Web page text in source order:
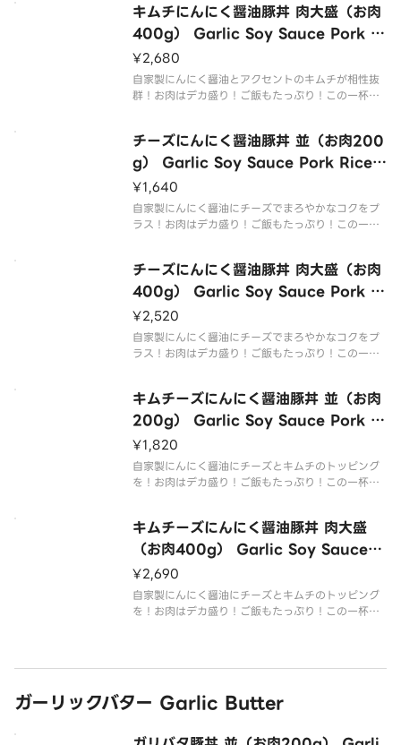
hi for an accent！With mega po
キムチにんにく醤油豚丼 肉大盛（お肉
400g） Garlic Soy Sauce Pork Ri
ce Bowl with Kimchi（L 400g M
eat）
¥2,680
自家製にんにく醤油とアクセントのキムチが相性抜
群！お肉はデカ盛り！ご飯もたっぷり！この一杯で
hi for an accent！With mega po
チーズにんにく醤油豚丼 並（お肉200
g） Garlic Soy Sauce Pork Rice
Bowl with Cheese（M 200g Mea
t）
¥1,640
自家製にんにく醤油にチーズでまろやかなコクをプ
ラス！お肉はデカ盛り！ご飯もたっぷり！この一杯
mellow flavor！With mega po
チーズにんにく醤油豚丼 肉大盛（お肉
400g） Garlic Soy Sauce Pork Ri
ce Bowl with Cheese（L 400g M
eat）
¥2,520
自家製にんにく醤油にチーズでまろやかなコクをプ
ラス！お肉はデカ盛り！ご飯もたっぷり！この一杯
mellow flavor！With mega po
キムチーズにんにく醤油豚丼 並（お肉
200g） Garlic Soy Sauce Pork Ri
ce Bowl with Kimchi ＆ Cheese
（M 200g Meat）
¥1,820
自家製にんにく醤油にチーズとキムチのトッピング
を！お肉はデカ盛り！ご飯もたっぷり！この一杯で
st combo of cheese and kimchi
キムチーズにんにく醤油豚丼 肉大盛
（お肉400g） Garlic Soy Sauce P
ork Rice Bowl with Kimchi ＆ Ch
eese（L 400g Meat）
¥2,690
自家製にんにく醤油にチーズとキムチのトッピング
を！お肉はデカ盛り！ご飯もたっぷり！この一杯で
ガーリックバター Garlic Butter